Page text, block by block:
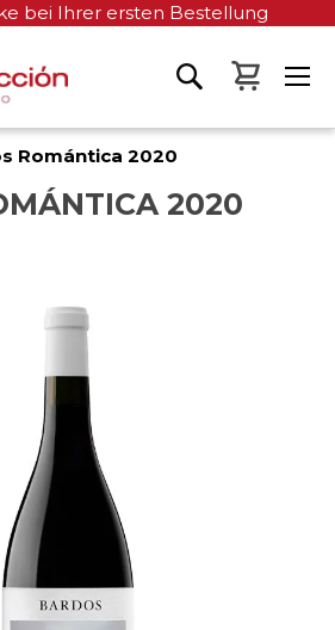
bei Ihrer ersten Bestellung
Mein
Romántica 2020
2020